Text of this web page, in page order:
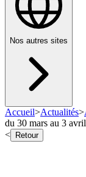
Nos autres sites
Accueil>Actualités>
du 30 mars au 3
<
Retour